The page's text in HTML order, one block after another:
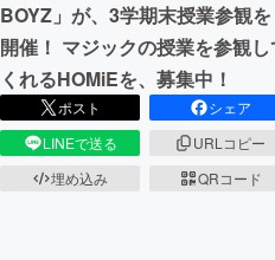
まちづくり・地域活
CAMPFIRE for Social
CAMPFIREふるさと納税
BOYZ」が、3学期末授業参観を
開催！ マジックの授業を参観し
くれるHOMiEを、募集中！
ポスト
シェア
LINEで送る
URLコピー
埋め込み
QRコード